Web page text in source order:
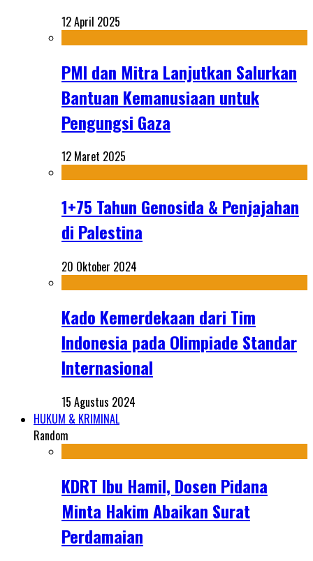
12 April 2025
PMI dan Mitra Lanjutkan Salurkan
Bantuan Kemanusiaan untuk
Pengungsi Gaza
12 Maret 2025
1+75 Tahun Genosida & Penjajahan
di Palestina
20 Oktober 2024
Kado Kemerdekaan dari Tim
Indonesia pada Olimpiade Standar
Internasional
15 Agustus 2024
HUKUM & KRIMINAL
Random
KDRT Ibu Hamil, Dosen Pidana
Minta Hakim Abaikan Surat
Perdamaian